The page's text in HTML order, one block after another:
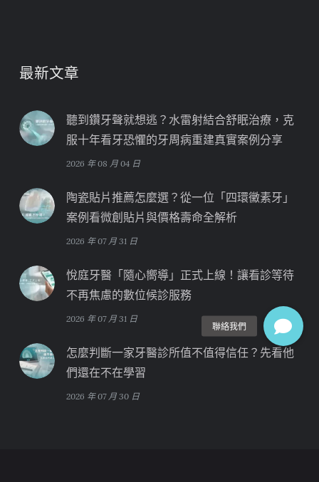
最新文章
聽到鑽牙聲就想逃？水雷射結合舒眠治療，克
服十年看牙恐懼的牙周病重建真實案例分享
2026 年 08 月 04 日
陶瓷貼片推薦怎麼選？從一位「四環黴素牙」
案例看微創貼片與價格壽命全解析
2026 年 07 月 31 日
悅庭牙醫「隨心嚮導」正式上線！讓看診等待
不再焦慮的數位候診服務
2026 年 07 月 31 日
怎麼判斷一家牙醫診所值不值得信任？先看他
們還在不在學習
2026 年 07 月 30 日